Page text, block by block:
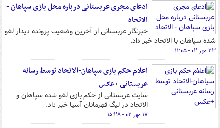
ادعای مجری عربستانی درباره محل بازی سپاهان -
الاتحاد
خبرنگار عربستانی از آخرین وضعیت پرونده دیدار لغو
شده سپاهان با الاتحاد خبر داد.
۲۳ مهر ۰۲ - ۱۱:۰۵
اعلام حکم بازی سپاهان-الاتحاد توسط رسانه
عربستانی +عکس
سایت عربستانی از حکم بازی لغو شده سپاهان و
الاتحاد در لیگ قهرمانان آسیا خبر داد.
۱۷ مهر ۰۲ - ۱۵:۲۸